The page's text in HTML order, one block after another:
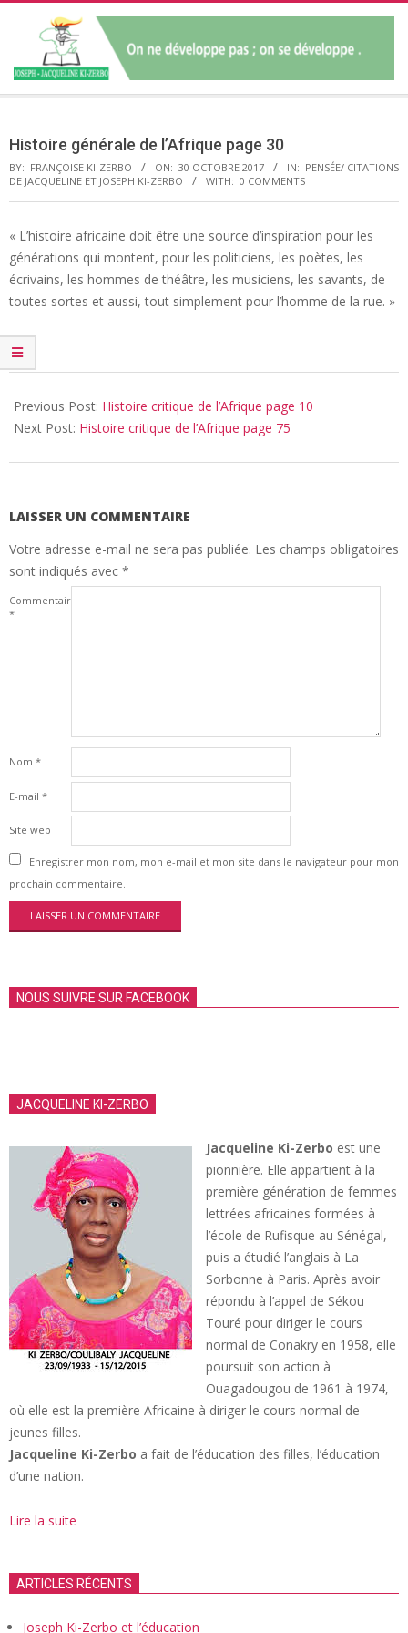
content
JOSEPH-
JACQUELINE
KI-
ZERBO
Menu
Histoire générale de l’Afrique page 30
BY: FRANÇOISE KI-ZERBO ON: 30 OCTOBRE 2017 IN: PENSÉE/ CITATIONS
DE JACQUELINE ET JOSEPH KI-ZERBO
WITH: 0 COMMENTS
« L’histoire africaine doit être une source d’inspiration pour les
générations qui montent, pour les politiciens, les poètes, les
écrivains, les hommes de théâtre, les musiciens, les savants, de
toutes sortes et aussi, tout simplement pour l’homme de la rue. »
10-
30
Previous Post: Histoire critique de l’Afrique page 10
Next Post: Histoire critique de l’Afrique page 75
LAISSER UN COMMENTAIRE
Votre adresse e-mail ne sera pas publiée. Les champs obligatoires
sont indiqués avec *
Commentaire
*
Nom *
E-mail *
Site web
Enregistrer mon nom, mon e-mail et mon site dans le navigateur pour mon
prochain commentaire.
NOUS SUIVRE SUR FACEBOOK
JACQUELINE KI-ZERBO
Jacqueline Ki-Zerbo est une
pionnière. Elle appartient à la
première génération de femmes
lettrées africaines formées à
l’école de Rufisque au Sénégal,
puis a étudié l’anglais à La
Sorbonne à Paris. Après avoir
répondu à l’appel de Sékou
Touré pour diriger le cours
normal de Conakry en 1958, elle
poursuit son action à
Ouagadougou de 1961 à 1974,
où elle est la première Africaine à diriger le cours normal de
jeunes filles.
Jacqueline Ki-Zerbo a fait de l’éducation des filles, l’éducation
d’une nation.
Lire la suite
ARTICLES RÉCENTS
Joseph Ki-Zerbo et l’éducation